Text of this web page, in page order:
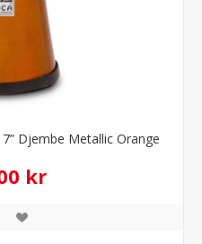
Djembe Metallic Orange
kr